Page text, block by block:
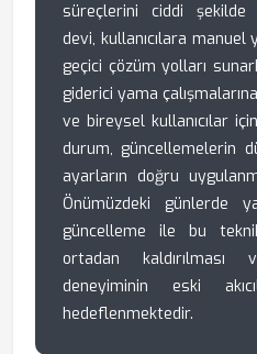
süreçlerini ciddi şekilde
devi, kullanıcılara manuel
geçici çözüm yolları
giderici yama
ve bireysel kullanıcılar
durum, güncellemelerin
ayarların doğru
Önümüzdeki günlerde
güncelleme ile bu
ortadan kaldırılması
deneyiminin eski
hedeflenmektedir.